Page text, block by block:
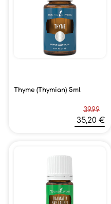
Thyme (Thymian) 5ml
39.99
35,20 €